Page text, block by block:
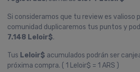
Si consideramos que tu review es valioso
comunidad duplicaremos tus puntos y
7.148 Leloir$.
Tus Leloir$ acumulados podrán ser
próxima compra. ( 1 Leloir$ = 1 ARS )